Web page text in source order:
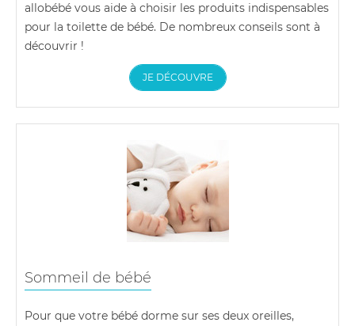
allobébé vous aide à choisir les produits indispensables
pour la toilette de bébé. De nombreux conseils sont à
découvrir !
JE DÉCOUVRE
Sommeil de bébé
Pour que votre bébé dorme sur ses deux oreilles,